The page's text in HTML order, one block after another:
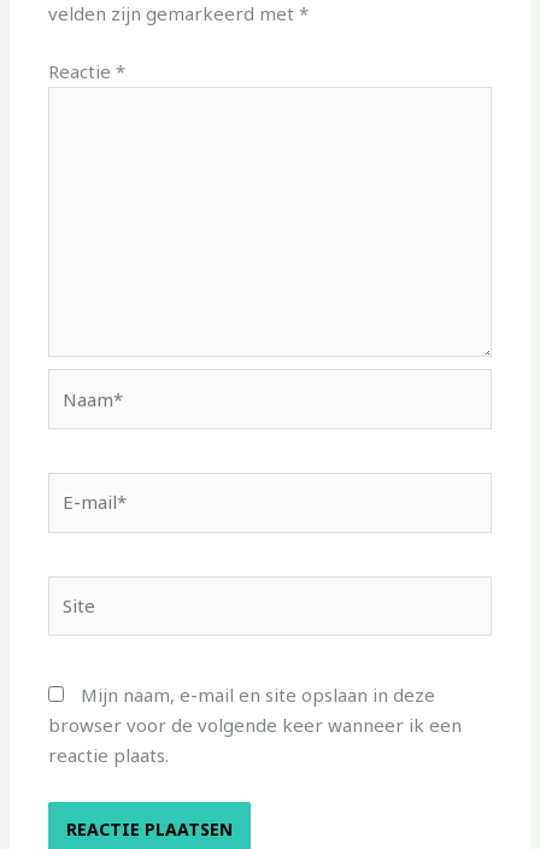
velden zijn gemarkeerd met*
Reactie*
mail*
Mijn naam, e-mail en site opslaan in deze
browser voor de volgende keer wanneer ik een
reactie plaats.